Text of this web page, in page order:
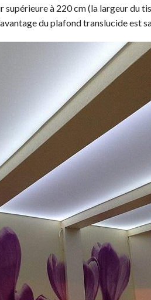
à 220 cm (la largeur du
du plafond translucide est